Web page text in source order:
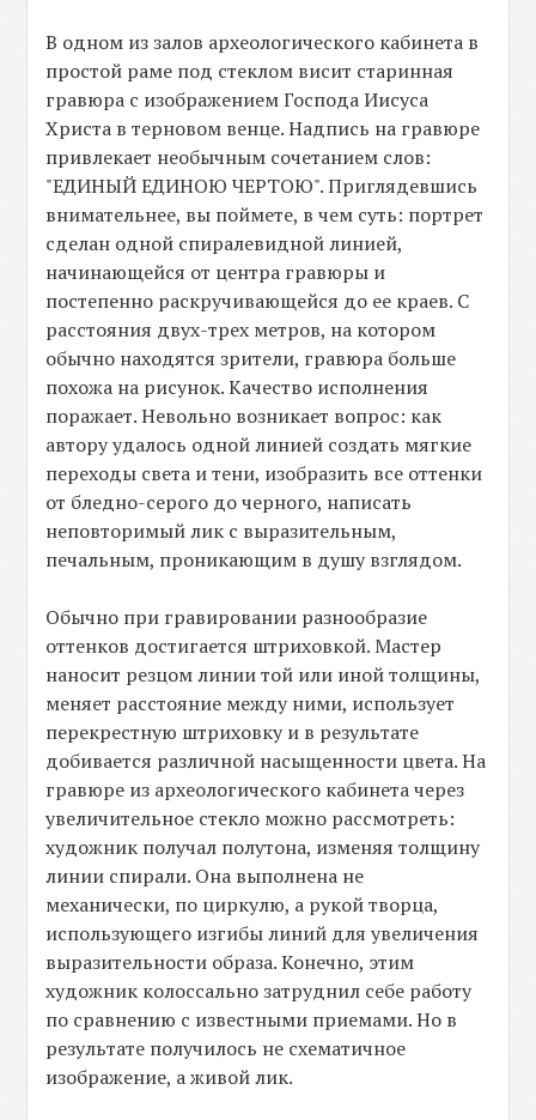
В одном из залов археологического кабинета в
простой раме под стеклом висит старинная
гравюра с изображением Господа Иисуса
Христа в терновом венце. Надпись на гравюре
привлекает необычным сочетанием слов:
"ЕДИНЫЙ ЕДИНОЮ ЧЕРТОЮ". Приглядевшись
внимательнее, вы поймете, в чем суть: портрет
сделан одной спиралевидной линией,
начинающейся от центра гравюры и
постепенно раскручивающейся до ее краев. С
расстояния двух-трех метров, на котором
обычно находятся зрители, гравюра больше
похожа на рисунок. Качество исполнения
поражает. Невольно возникает вопрос: как
автору удалось одной линией создать мягкие
переходы света и тени, изобразить все оттенки
от бледно-серого до черного, написать
неповторимый лик с выразительным,
печальным, проникающим в душу взглядом.
Обычно при гравировании разнообразие
оттенков достигается штриховкой. Мастер
наносит резцом линии той или иной толщины,
меняет расстояние между ними, использует
перекрестную штриховку и в результате
добивается различной насыщенности цвета. На
гравюре из археологического кабинета через
увеличительное стекло можно рассмотреть:
художник получал полутона, изменяя толщину
линии спирали. Она выполнена не
механически, по циркулю, а рукой творца,
использующего изгибы линий для увеличения
выразительности образа. Конечно, этим
художник колоссально затруднил себе работу
по сравнению с известными приемами. Но в
результате получилось не схематичное
изображение, а живой лик.